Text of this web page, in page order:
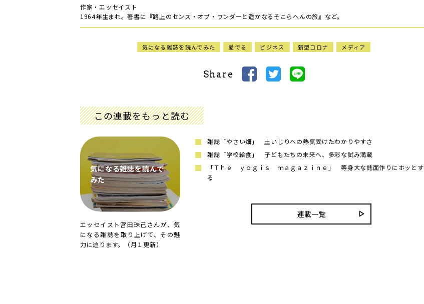
作家・エッセイスト
1964年生まれ。著書に『路上のセンス・オブ・ワンダーと遥かなるそこらへんの旅』など。
気になる雑誌を読んでみた 愛でる ビジネス 新型コロナ メディア
Share
この連載をもっと読む
気になる雑誌を読んで
みた
エッセイスト宮田珠己さんが、気
になる雑誌を取り上げて、その魅
力に迫ります。（月１更新）
雑誌「やさい畑」 土いじりへの熱気受けたわかりやすさ
雑誌「学校給食」 子どもたちの未来へ、多彩な試み満載
「Ｔｈｅ ｙｏｇｉｓ ｍａｇａｚｉｎｅ」 等身大な誌面作りにホッとす
る
連載一覧